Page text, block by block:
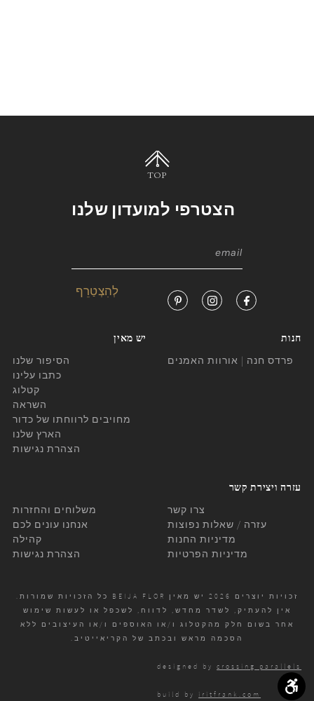
TOP
הצטרפי למועדון שלנו
חנות
פרדס חנה | אורוות האמנים
יש מאין
הסיפור שלנו
כתבו עלינו
קטלוג
השראה
מחויבים לרווחתו של כדור
הארץ שלנו
הצהרת נגישות
עזרה ויצירת קשר
צרו קשר
עזרה / שאלות נפוצות
מדיניות החנות
מדיניות הפרטיות
משלוחים והחזרות
אנחנו עונים לכם
קהילה
הצהרת נגישות
זכויות יוצרים 2026 יש מאין BEIJA FLOR כל הזכויות שמורות.
אין להעתיק, לשדר מחדש, לדווח, לשכפל או לעשות שימוש
אחר בשום חלק מהקטלוג ו/או האוספים ו/או העיצובים ללא
הסכמה מראש ובכתב של הקריאייטיב.
designed bycrossing parallels
build by iritfrank.com